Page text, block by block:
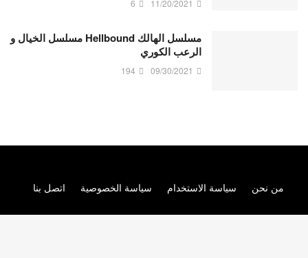
11/20/2021
6
مسلسل الهالك Hellbound مسلسل الخيال و
الرعب الكوري
09/30/2021
194
من نحن سياسة الاستخدام سياسة الخصوصية اتصل بنا